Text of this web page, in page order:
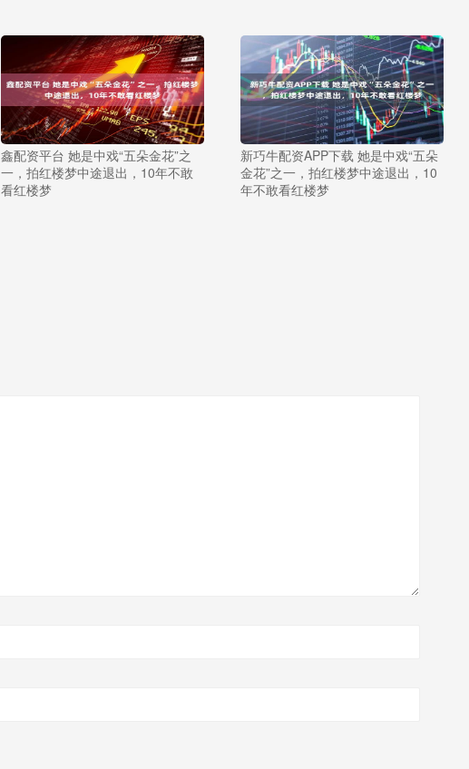
鑫配资平台 她是中戏“五朵金花”之
一，拍红楼梦中途退出，10年不敢
看红楼梦
新巧牛配资APP下载 她是中戏“五朵
金花”之一，拍红楼梦中途退出，10
年不敢看红楼梦